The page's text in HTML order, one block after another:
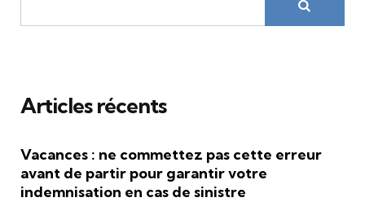
Articles récents
Vacances : ne commettez pas cette erreur
avant de partir pour garantir votre
indemnisation en cas de sinistre